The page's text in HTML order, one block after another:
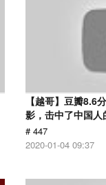
【越哥】豆瓣8.6
影，击中了中国人
# 447
2020-01-04 09:37